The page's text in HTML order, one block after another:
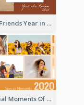
2021 Friends Year in Review Photo Book
Special Moments Of 2020 Photo Book